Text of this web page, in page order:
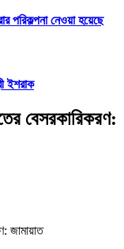
পরিকল্পনা নেওয়া হয়েছে
ইশরাক
বেসরকারিকরণ: